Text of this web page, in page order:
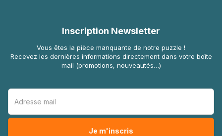
Inscription Newsletter
Vous êtes la pièce manquante de notre puzzle !
Recevez les dernières informations directement dans votre boîte
mail (promotions, nouveautés…)